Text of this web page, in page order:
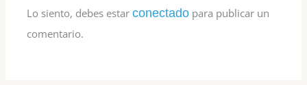
Lo siento, debes estarconectado para publicar un
comentario.